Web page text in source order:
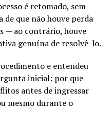
é retomado, sem
que não houve perda
— ao contrário, houve
genuína de resolvê-lo.
e entendeu
inicial: por que
antes de ingressar
mesmo durante o